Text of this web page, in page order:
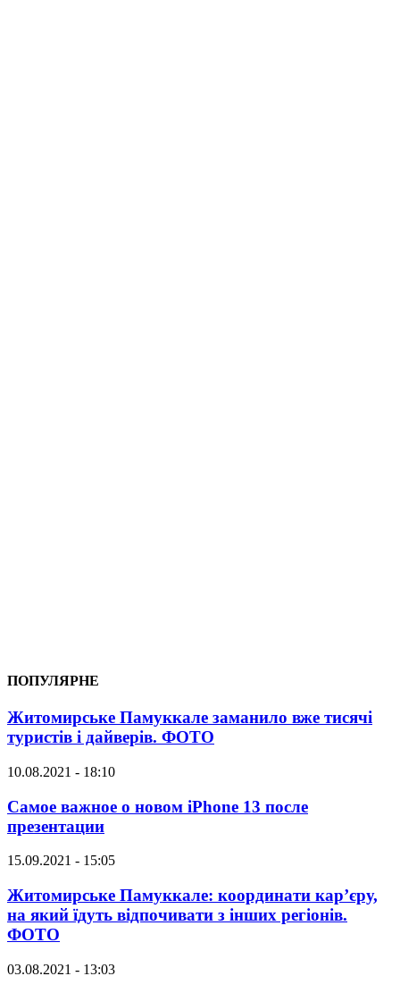
ПОПУЛЯРНЕ
Житомирське Памуккале заманило вже тисячі
туристів і дайверів. ФОТО
10.08.2021 - 18:10
Самое важное о новом iPhone 13 после
презентации
15.09.2021 - 15:05
Житомирське Памуккале: координати кар’єру,
на який їдуть відпочивати з інших регіонів.
ФОТО
03.08.2021 - 13:03